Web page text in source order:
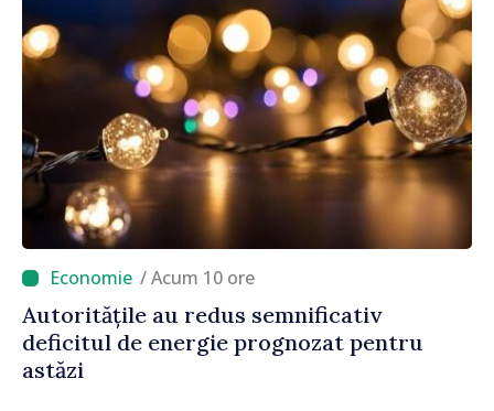
/ Acum 10 ore
Autoritățile au redus semnificativ
deficitul de energie prognozat pentru
astăzi